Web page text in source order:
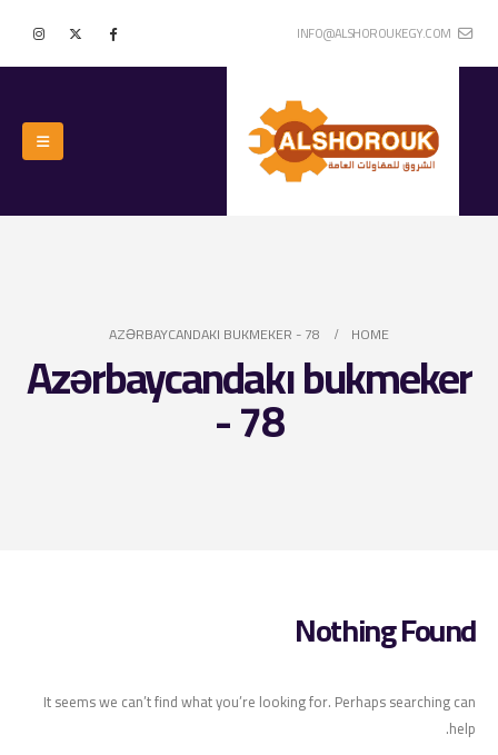
INFO@ALSHOROUKEGY.COM
HOME
AZƏRBAYCANDAKI BUKMEKER - 78
Azərbaycandakı bukmeker
- 78
Nothing Found
It seems we can’t find what you’re looking for. Perhaps searching can
help.